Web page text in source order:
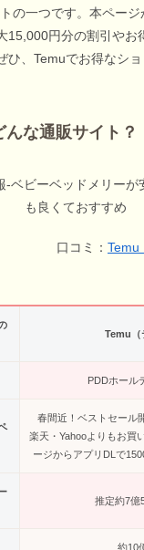
の一つです。本ペー
15,000円分の割引やお
ひ、Temuでお得なシ
な通販サイト？
口コミ： Temu
Temu（
PDDホール
春間近！ベストセール
楽天・Yahooよりもお買
ージからアプリDLで
推定約7億
約10